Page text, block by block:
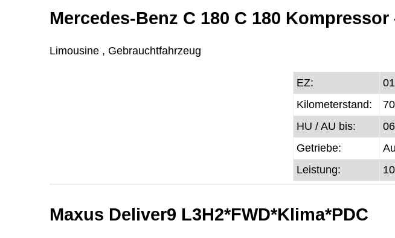
Mercedes-Benz C 180 C 180 Kompressor
Limousine , Gebrauchtfahrzeug
EZ:
Kilometerstand:
HU / AU bis:
Getriebe:
Leistung:
Maxus Deliver9 L3H2*FWD*Klima*PDC